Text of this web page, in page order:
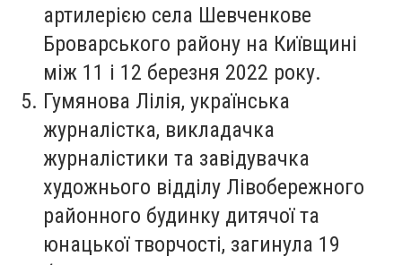
артилерією села Шевченкове
Броварського району на Київщині
між 11 і 12 березня 2022 року.
Гумянова Лілія, українська
журналістка, викладачка
журналістики та завідувачка
художнього відділу Лівобережного
районного будинку дитячої та
юнацької творчості, загинула 19